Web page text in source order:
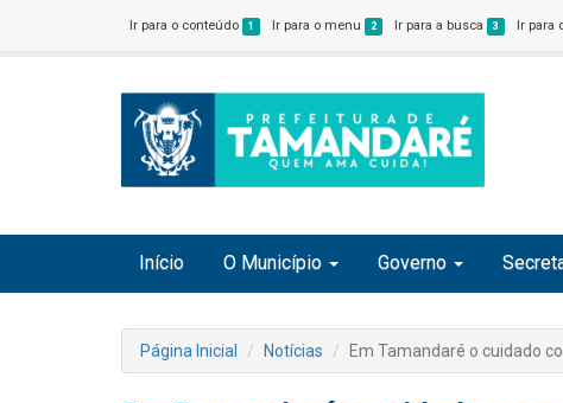
Ir para o conteúdo 1 Ir para o menu 2 Ir para a busca 3 Ir para
Início O Município Governo
Página Inicial Notícias Em Tamandaré o cuidado